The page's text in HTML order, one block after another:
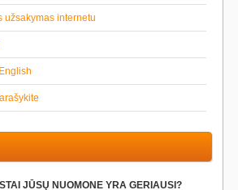
užsakymas internetu
JŪSŲ NUOMONE YRA GERIAUSI?